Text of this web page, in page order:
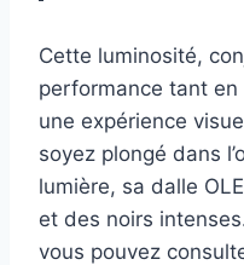
Cette luminosité,
performance tant en
une expérience
soyez plongé dans
lumière, sa dalle
et des noirs
vous pouvez